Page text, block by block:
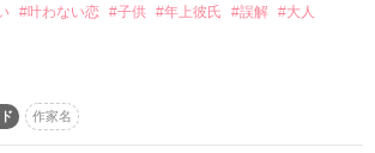
ゆい）
がと！！！」
このキーホルダーつけてるよね。中学校の
#叶わない恋 #子供 #年上彼氏 #誤解 #大人
人… 作家名